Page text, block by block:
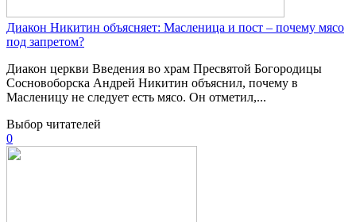
Диакон Никитин объясняет: Масленица и пост – почему мясо
под запретом?
Диакон церкви Введения во храм Пресвятой Богородицы
Сосновоборска Андрей Никитин объяснил, почему в
Масленицу не следует есть мясо. Он отметил,...
Выбор читателей
0